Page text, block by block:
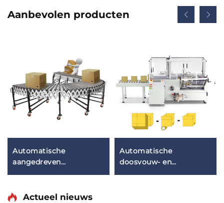
Aanbevolen producten
Automatische
aangedreven
uitbreidbare flexibele
Automatische
doosvouw- en
tapeensluitmachine,
Actueel nieuws